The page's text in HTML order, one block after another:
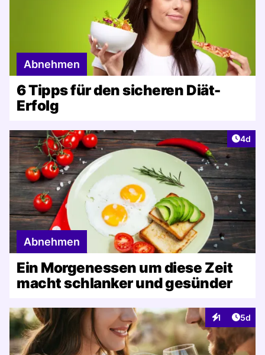
Abnehmen
6 Tipps für den sicheren Diät-
Erfolg
4d
Abnehmen
Ein Morgenessen um diese Zeit
macht schlanker und gesünder
1
Interaktionen
5d